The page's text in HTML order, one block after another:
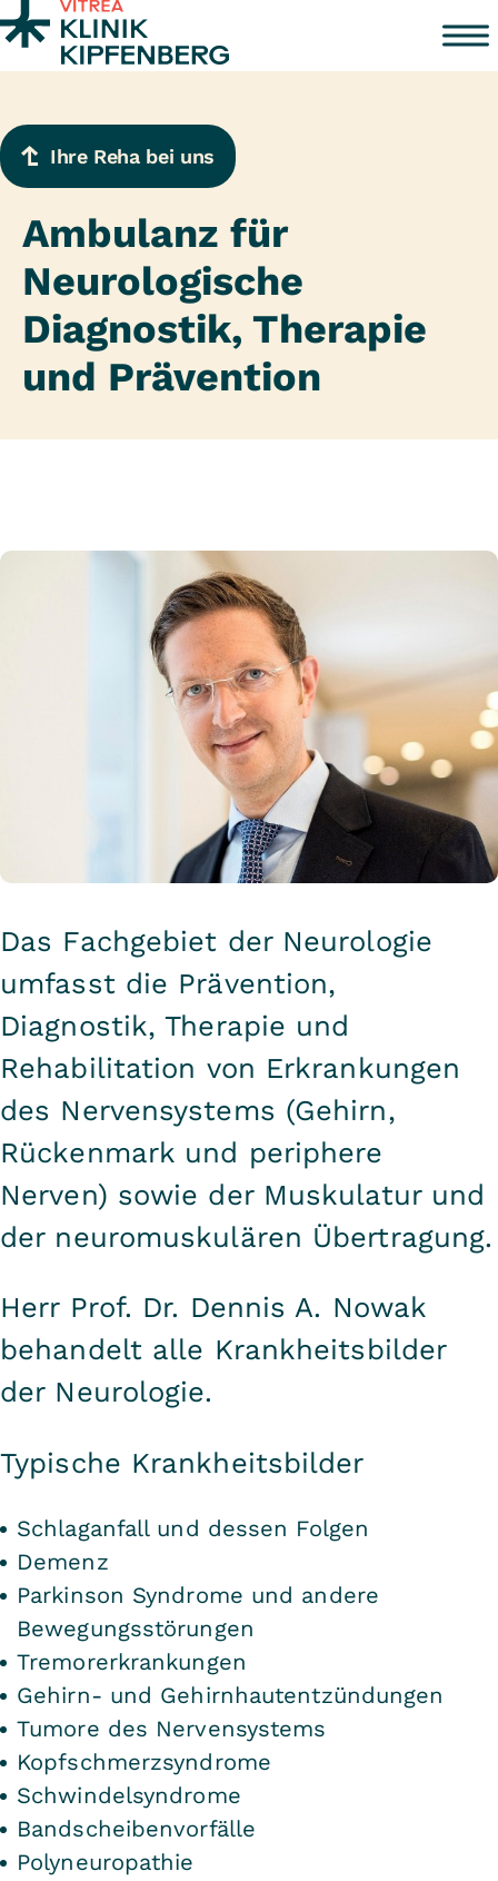
Zum Inhalt springen
Ihre Reha bei uns
Ambulanz für
Neurologische
Diagnostik, Therapie
und Prävention
Das Fachgebiet der Neurologie
umfasst die Prävention,
Diagnostik, Therapie und
Rehabilitation von Erkrankungen
des Nervensystems (Gehirn,
Rückenmark und periphere
Nerven) sowie der Muskulatur und
der neuromuskulären Übertragung.
Herr Prof. Dr. Dennis A. Nowak
behandelt alle Krankheitsbilder
der Neurologie.
Typische Krankheitsbilder
Schlaganfall und dessen Folgen
Demenz
Parkinson Syndrome und andere
Bewegungsstörungen
Tremorerkrankungen
Gehirn- und Gehirnhautentzündungen
Tumore des Nervensystems
Kopfschmerzsyndrome
Schwindelsyndrome
Bandscheibenvorfälle
Polyneuropathie